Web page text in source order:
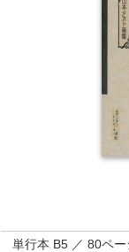
単行本 B5 ／ 80ペー